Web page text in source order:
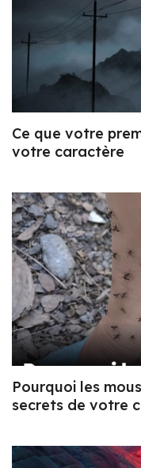
Ce que votre
votre caractère
Pourquoi les
secrets de votre